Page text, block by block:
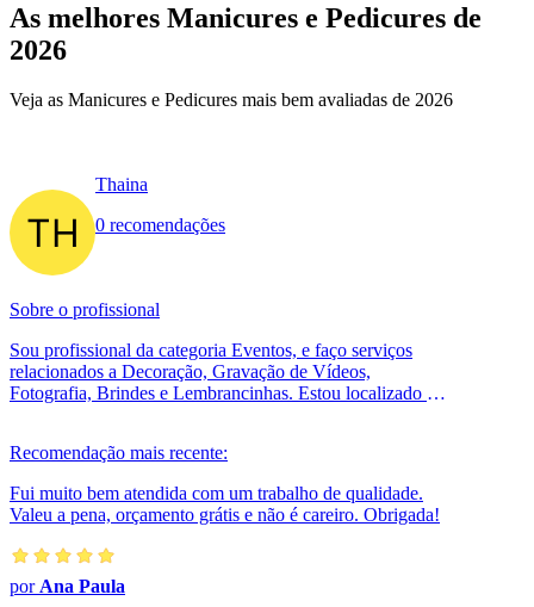
As melhores Manicures e Pedicures de
2026
Veja as Manicures e Pedicures mais bem avaliadas de 2026
Thaina
0 recomendações
Sobre o profissional
Sou profissional da categoria Eventos, e faço serviços
relacionados a Decoração, Gravação de Vídeos,
Fotografia, Brindes e Lembrancinhas. Estou localizado no
Recomendação mais recente:
Fui muito bem atendida com um trabalho de qualidade.
Valeu a pena, orçamento grátis e não é careiro. Obrigada!
porAna Paula